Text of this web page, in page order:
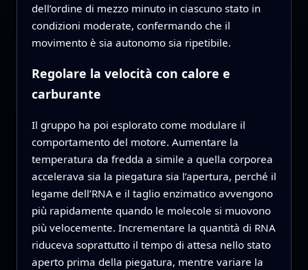
dell’ordine di mezzo minuto in ciascuno stato in
condizioni moderate, confermando che il
movimento è sia autonomo sia ripetibile.
Regolare la velocità con calore e
carburante
Il gruppo ha poi esplorato come modulare il
comportamento del motore. Aumentare la
temperatura da fredda a simile a quella corporea
accelerava sia la piegatura sia l’apertura, perché il
legame dell’RNA e il taglio enzimatico avvengono
più rapidamente quando le molecole si muovono
più velocemente. Incrementare la quantità di RNA
riduceva soprattutto il tempo di attesa nello stato
aperto prima della piegatura, mentre variare la